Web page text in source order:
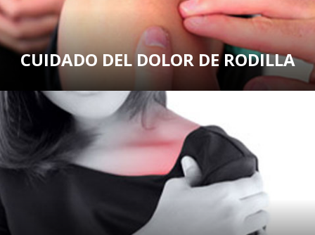
CUIDADO DEL DOLOR DE RODILLA